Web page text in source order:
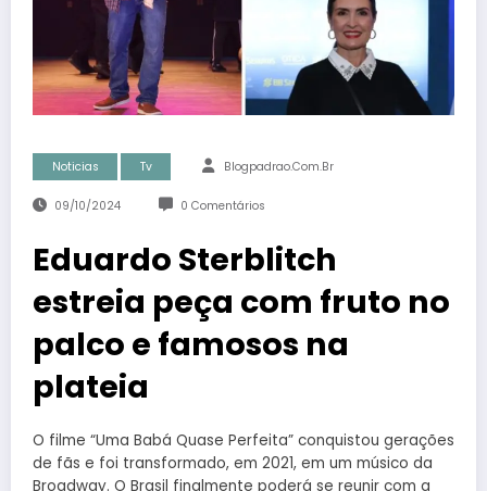
Noticias Tv Blogpadrao.com.br
09/10/2024 0 Comentários
Eduardo Sterblitch
estreia peça com fruto no
palco e famosos na
plateia
O filme “Uma Babá Quase Perfeita” conquistou gerações
de fãs e foi transformado, em 2021, em um músico da
Broadway. O Brasil finalmente poderá se reunir com a